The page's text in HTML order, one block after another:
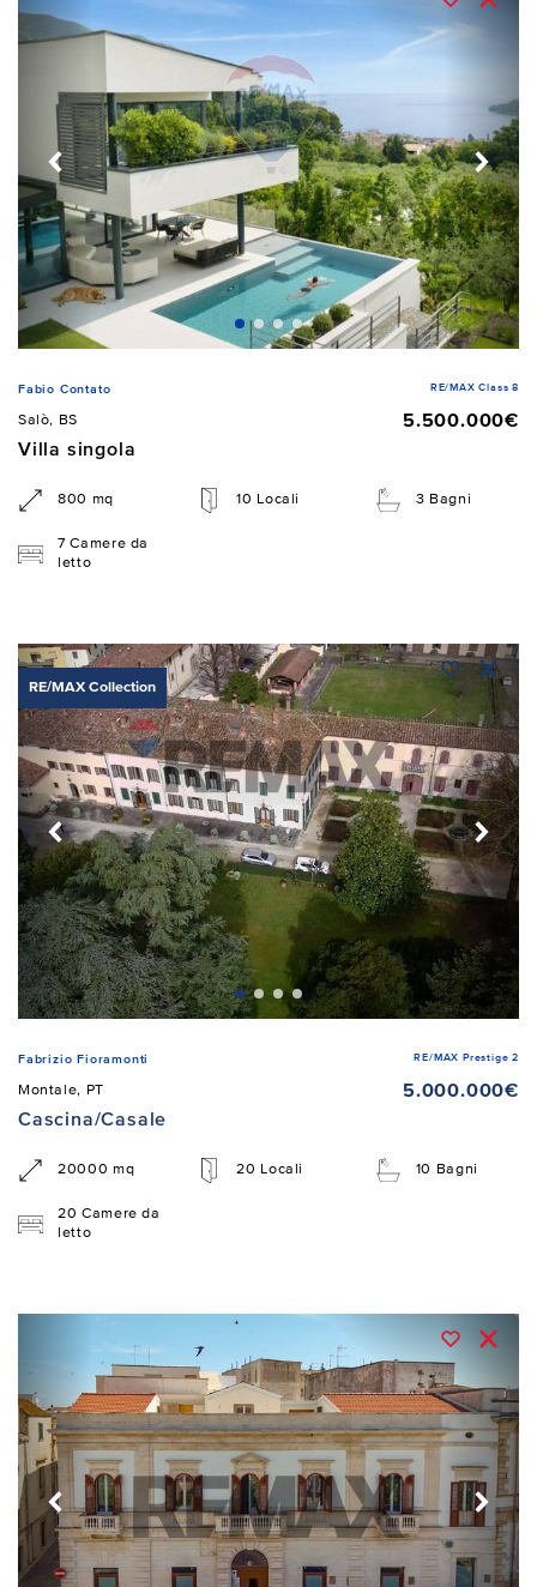
Fabio Contato RE/MAX Class 8
Salò, BS
5.500.000€
Villa singola
800 mq 10 Locali 3 Bagni
7 Camere da
letto
RE/MAX Collection
Fabrizio Fioramonti RE/MAX Prestige 2
Montale, PT
5.000.000€
Cascina/Casale
20000 mq 20 Locali 10 Bagni
20 Camere da
letto